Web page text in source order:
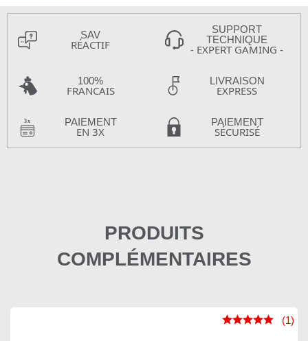
SAV
RÉACTIF
SUPPORT
TECHNIQUE
- EXPERT GAMING -
100%
FRANCAIS
LIVRAISON
EXPRESS
PAIEMENT
EN 3X
PAIEMENT
SÉCURISÉ
PRODUITS
COMPLÉMENTAIRES
(1)